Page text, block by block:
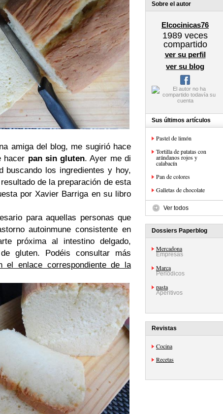
amiga del blog, me sugirió hace
hacer pan sin gluten. Ayer me di
buscando los ingredientes y hoy,
de la preparación de esta
por Xavier Barriga en su libro
para aquellas personas que
autoinmune consistente en
próxima al intestino delgado,
gluten. Podéis consultar más
el enlace correspondiente de la
Sobre el autor
Elcocinicas76
1989 veces
compartido
ver su perfil
ver su blog
Sus últimos artículos
Pastel de limón
Tortilla de patatas con
arándanos rojos y
calabacín
Pan de colores
Galletas de chocolate
Ver todos
Dossiers Paperblog
Mercadona
Empresas
Marca
Periódicos
pasta
Aperitivos
Revistas
Cocina
Recetas